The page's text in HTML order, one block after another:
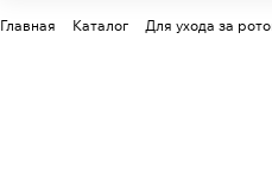
Главная Каталог Для ухода за